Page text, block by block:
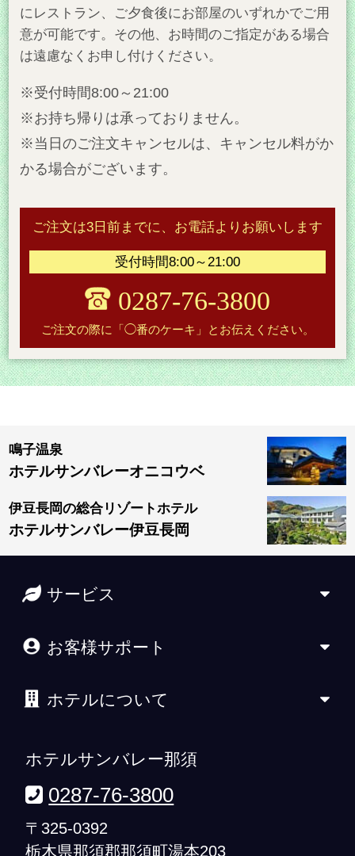
にレストラン、ご夕食後にお部屋のいずれかでご用
意が可能です。その他、お時間のご指定がある場合
は遠慮なくお申し付けください。
※受付時間8:00～21:00
※お持ち帰りは承っておりません。
※当日のご注文キャンセルは、キャンセル料がか
かる場合がございます。
ご注文は3日前までに、お電話よりお願いします
受付時間8:00～21:00
0287-76-3800
ご注文の際に「◯番のケーキ」とお伝えください。
鳴子温泉
ホテルサンバレーオニコウベ
伊豆長岡の総合リゾートホテル
ホテルサンバレー伊豆長岡
サービス
お客様サポート
ホテルについて
ホテルサンバレー那須
0287-76-3800
〒325-0392
栃木県那須郡那須町湯本203